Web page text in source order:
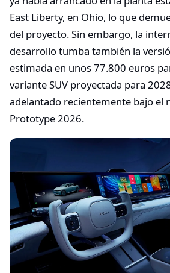
East Liberty, en Ohio, lo que
del proyecto. Sin embargo, la
desarrollo tumba también la
estimada en unos 77.800 euros
variante SUV proyectada para
adelantado recientemente bajo el
Prototype 2026.